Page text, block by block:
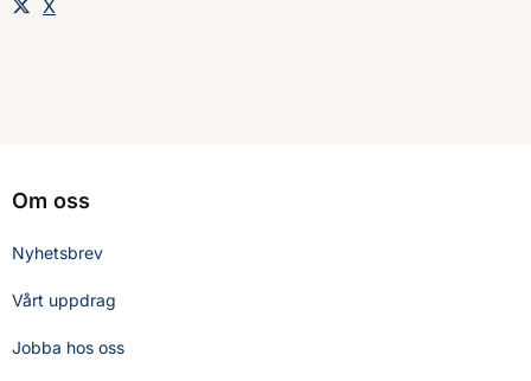
Dela sidan på
X
Om oss
Nyhetsbrev
Vårt uppdrag
Jobba hos oss